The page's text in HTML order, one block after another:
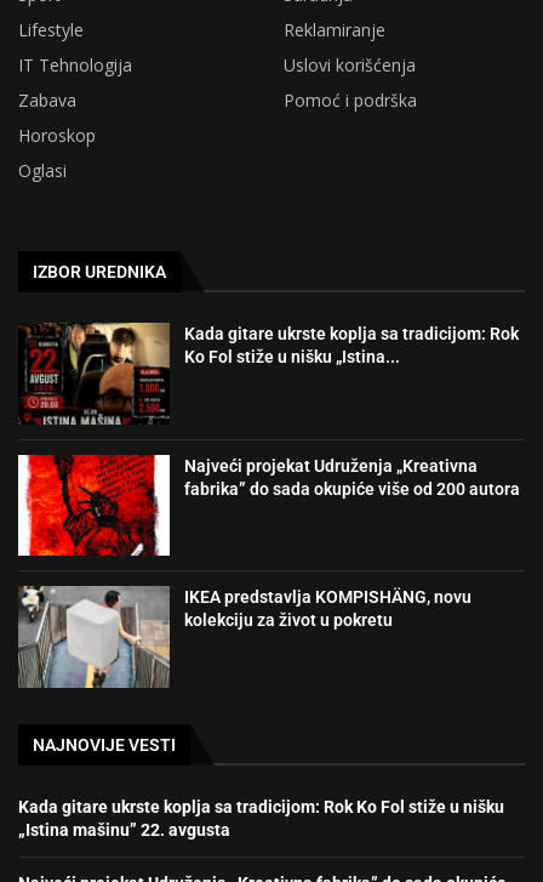
Lifestyle
Reklamiranje
IT Tehnologija
Uslovi korišćenja
Zabava
Pomoć i podrška
Horoskop
Oglasi
IZBOR UREDNIKA
Kada gitare ukrste koplja sa tradicijom: Rok
Ko Fol stiže u nišku „Istina...
Najveći projekat Udruženja „Kreativna
fabrika” do sada okupiće više od 200 autora
IKEA predstavlja KOMPISHÄNG, novu
kolekciju za život u pokretu
NAJNOVIJE VESTI
Kada gitare ukrste koplja sa tradicijom: Rok Ko Fol stiže u nišku
„Istina mašinu” 22. avgusta